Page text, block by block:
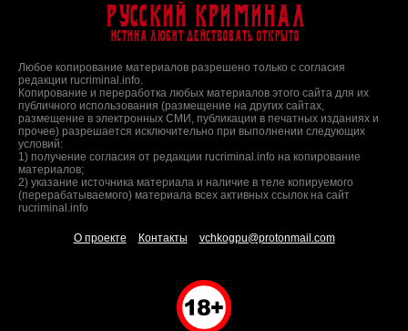
Русский Криминал
Истина любит действовать открыто
Любое копирование материалов разрешено только с согласия
редакции rucriminal.info.
Копирование и переработка любых материалов этого сайта для их
публичного использования (размещение на других сайтах,
размещение в электронных СМИ, публикации в печатных изданиях и
прочее) разрешается исключительно при выполнении следующих
условий:
1) получение согласия от редакции rucriminal.info на копирование
материалов;
2) указание источника материала и наличие в теле копируемого
(перерабатываемого) материала всех активных ссылок на сайт
rucriminal.info
О проекте Контакты vchkogpu@protonmail.com